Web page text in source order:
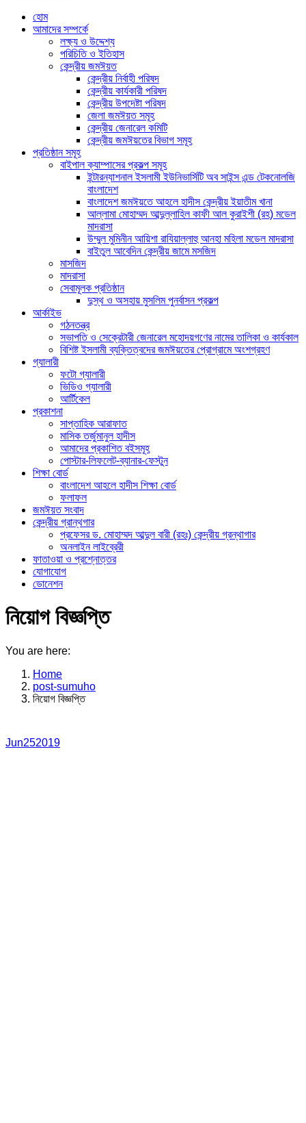
হোম
আমাদের সম্পর্কে
লক্ষ্য ও উদ্দেশ্য
পরিচিতি ও ইতিহাস
কেন্দ্রীয় জমঈয়ত
কেন্দ্রীয় নির্বাহী পরিষদ
কেন্দ্রীয় কার্যকারী পরিষদ
কেন্দ্রীয় উপদেষ্টা পরিষদ
জেলা জমঈয়ত সমূহ
কেন্দ্রীয় জেনারেল কমিটি
কেন্দ্রীয় জমঈয়তের বিভাগ সমূহ
প্রতিষ্ঠান সমূহ
বাইপাল ক্যাম্পাসের প্রকল্প সমূহ
ইন্টারন্যাশনাল ইসলামী ইউনিভার্সিটি অব সাইন্স এন্ড টেকনোলজি
বাংলাদেশ
বাংলাদেশ জমঈয়তে আহলে হাদীস কেন্দ্রীয় ইয়াতীম খানা
আল্লামা মোহাম্মদ আব্দুল্লাহিল কাফী আল কুরাইশী (রহ) মডেল
মাদরাসা
উম্মুল মুমিনীন আয়িশা রাযিয়াল্লাহু আনহা মহিলা মডেল মাদরাসা
বাইতুল আবেদিন কেন্দ্রীয় জামে মসজিদ
মাসজিদ
মাদরাসা
সেবামূলক প্রতিষ্ঠান
দুস্থ ও অসহায় মুসলিম পুনর্বাসন প্রকল্প
আর্কাইভ
গঠনতন্ত্র
সভাপতি ও সেক্রেটারী জেনারেল মহোদয়গণের নামের তালিকা ও কার্যকাল
বিশিষ্ট ইসলামী ব্যক্তিত্বদের জমঈয়তের প্রোগ্রামে অংশগ্রহণ
গ্যালারী
ফটো গ্যালারী
ভিডিও গ্যালারী
আর্টিকেল
প্রকাশনা
সাপ্তাহিক আরাফাত
মাসিক তর্জুমানুল হাদীস
আমাদের প্রকাশিত বইসমূহ
পোস্টার-লিফলেট-ব্যানার-ফেস্টুন
শিক্ষা বোর্ড
বাংলাদেশ আহলে হাদীস শিক্ষা বোর্ড
ফলাফল
জমঈয়ত সংবাদ
কেন্দ্রীয় গ্রান্থগার
প্রফেসর ড. মোহাম্মদ আব্দুল বারী (রহঃ) কেন্দ্রীয় গ্রন্থাগার
অনলাইন লাইব্রেরী
ফাতাওয়া ও প্রশ্নোত্তর
যোগাযোগ
ডোনেশন
নিয়োগ বিজ্ঞপ্তি
You are here:
Home
post-sumuho
নিয়োগ বিজ্ঞপ্তি
Jun252019